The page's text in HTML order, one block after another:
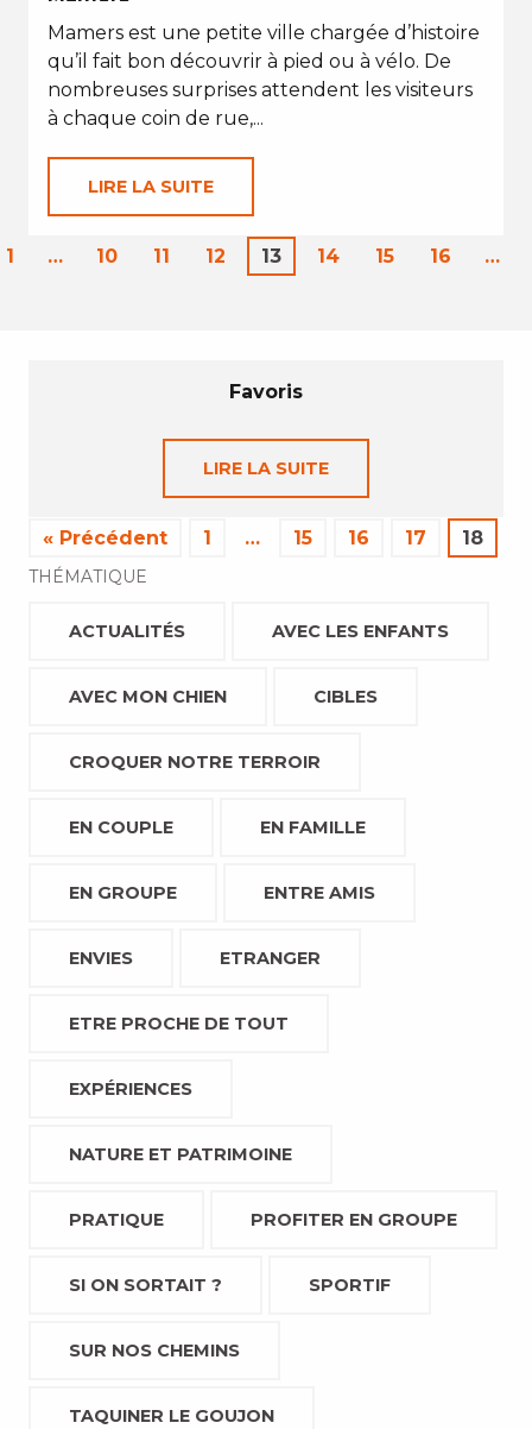
Mamers est une petite ville chargée d’histoire
qu’il fait bon découvrir à pied ou à vélo. De
nombreuses surprises attendent les visiteurs
à chaque coin de rue,...
LIRE LA SUITE
1 … 10 11 12 13 14 15 16 …
Favoris
LIRE LA SUITE
« Précédent 1 … 15 16 17 18
THÉMATIQUE
ACTUALITÉS AVEC LES ENFANTS
AVEC MON CHIEN CIBLES
CROQUER NOTRE TERROIR
EN COUPLE EN FAMILLE
EN GROUPE ENTRE AMIS
ENVIES ETRANGER
ETRE PROCHE DE TOUT
EXPÉRIENCES
NATURE ET PATRIMOINE
PRATIQUE PROFITER EN GROUPE
SI ON SORTAIT ? SPORTIF
SUR NOS CHEMINS
TAQUINER LE GOUJON